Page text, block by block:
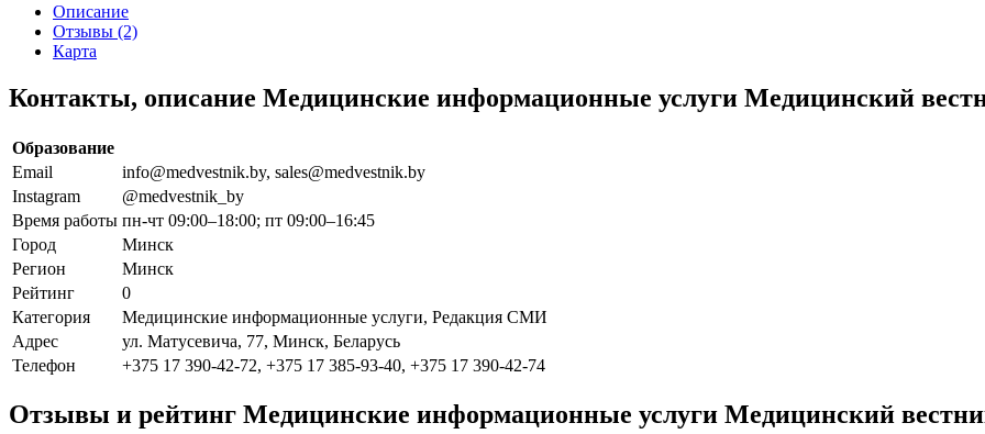
Описание
Отзывы (2)
Карта
Контакты, описание Медицинские информационные услуги Медицинский
Образование
Email
info@medvestnik.by, sales@medvestnik.by
Instagram
@medvestnik_by
Время работы пн-чт 09:00–18:00; пт 09:00–16:45
Город
Минск
Регион
Минск
Рейтинг
0
Категория
Медицинские информационные услуги, Редакция СМИ
Адрес
ул. Матусевича, 77, Минск, Беларусь
Телефон
+375 17 390-42-72, +375 17 385-93-40, +375 17 390-42-74
Отзывы и рейтинг Медицинские информационные услуги Медицинский